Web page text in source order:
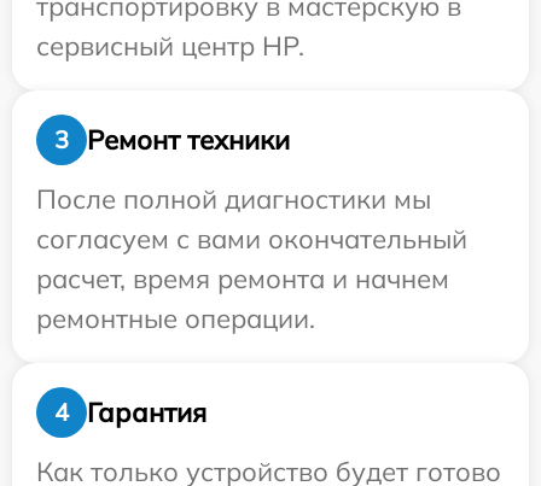
сервисный центр HP.
3
Ремонт техники
После полной диагностики мы
согласуем с вами окончательный
расчет, время ремонта и начнем
ремонтные операции.
4
Гарантия
Как только устройство будет готово